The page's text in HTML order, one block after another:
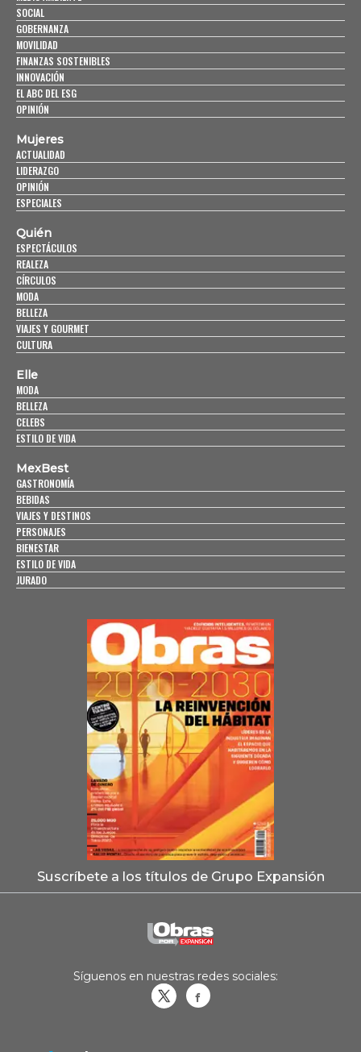
SOCIAL
GOBERNANZA
MOVILIDAD
FINANZAS SOSTENIBLES
INNOVACIÓN
EL ABC DEL ESG
OPINIÓN
Mujeres
ACTUALIDAD
LIDERAZGO
OPINIÓN
ESPECIALES
Quién
ESPECTÁCULOS
REALEZA
CÍRCULOS
MODA
BELLEZA
VIAJES Y GOURMET
CULTURA
Elle
MODA
BELLEZA
CELEBS
ESTILO DE VIDA
MexBest
GASTRONOMÍA
BEBIDAS
VIAJES Y DESTINOS
PERSONAJES
BIENESTAR
ESTILO DE VIDA
JURADO
Suscríbete a los títulos de Grupo Expansión
Síguenos en nuestras redes sociales: